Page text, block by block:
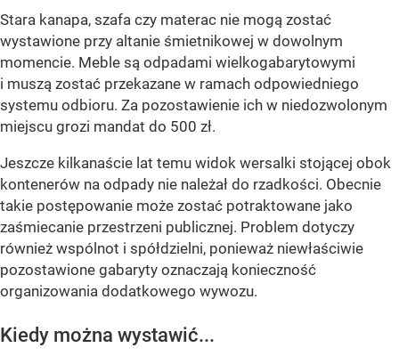
Stara kanapa, szafa czy materac nie mogą zostać
wystawione przy altanie śmietnikowej w dowolnym
momencie. Meble są odpadami wielkogabarytowymi
i muszą zostać przekazane w ramach odpowiedniego
systemu odbioru. Za pozostawienie ich w niedozwolonym
miejscu grozi mandat do 500 zł.
Jeszcze kilkanaście lat temu widok wersalki stojącej obok
kontenerów na odpady nie należał do rzadkości. Obecnie
takie postępowanie może zostać potraktowane jako
zaśmiecanie przestrzeni publicznej. Problem dotyczy
również wspólnot i spółdzielni, ponieważ niewłaściwie
pozostawione gabaryty oznaczają konieczność
organizowania dodatkowego wywozu.
Kiedy można wystawić...